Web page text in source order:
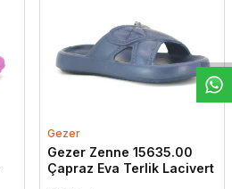
Gezer
Gezer Zenne 15635.00
Çapraz Eva Terlik Lacivert